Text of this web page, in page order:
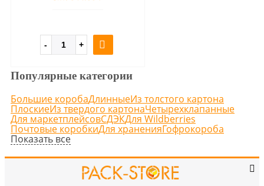
Популярные категории
Большие коробаДлинныеИз толстого картона
ПлоскиеИз твердого картонаЧетырехклапанные
Для маркетплейсовСДЭКДля Wildberries
Почтовые коробкиДля храненияГофрокороба
Показать все